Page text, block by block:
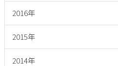
2016年
2015年
2014年